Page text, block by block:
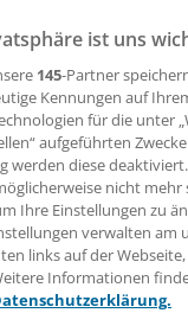
Das
der KV
und über die
Leserin,
Beitrag
Jetzt anmelden »
ist uns
145-Partner
Kennungen auf
für die unter
aufgeführten
werden diese
nicht
Ihre Einstellungen zu
verwalten am
links auf der
Informationen